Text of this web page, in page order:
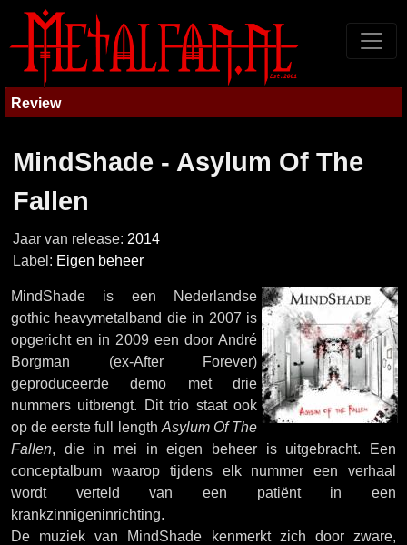
Review
MindShade - Asylum Of The
Fallen
Jaar van release: 2014
Label: Eigen beheer
MindShade is een Nederlandse
gothic heavymetalband die in 2007 is
opgericht en in 2009 een door André
Borgman (ex-After Forever)
geproduceerde demo met drie
nummers uitbrengt. Dit trio staat ook
op de eerste full length Asylum Of The
Fallen, die in mei in eigen beheer is uitgebracht. Een
conceptalbum waarop tijdens elk nummer een verhaal
wordt verteld van een patiënt in een
krankzinnigeninrichting.
De muziek van MindShade kenmerkt zich door zware,